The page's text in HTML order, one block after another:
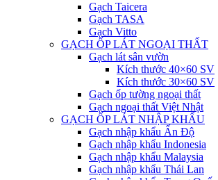
Gạch Taicera
Gạch TASA
Gạch Vitto
GẠCH ỐP LÁT NGOẠI THẤT
Gạch lát sân vườn
Kích thước 40×60 SV
Kích thước 30×60 SV
Gạch ốp tường ngoại thất
Gạch ngoại thất Việt Nhật
GẠCH ỐP LÁT NHẬP KHẨU
Gạch nhập khẩu Ấn Độ
Gạch nhập khẩu Indonesia
Gạch nhập khẩu Malaysia
Gạch nhập khẩu Thái Lan